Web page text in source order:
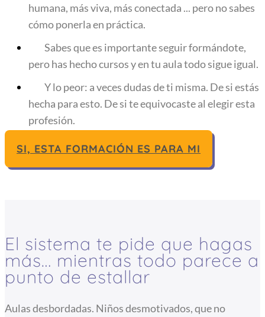
humana, más viva, más conectada ... pero no sabes
cómo ponerla en práctica.
Sabes que es importante seguir formándote,
pero has hecho cursos y en tu aula todo sigue igual.
Y lo peor: a veces dudas de ti misma. De si estás
hecha para esto. De si te equivocaste al elegir esta
profesión.
SI, ESTA FORMACIÓN ES PARA MI
El sistema te pide que hagas
más… mientras todo parece a
punto de estallar
Aulas desbordadas. Niños desmotivados, que no